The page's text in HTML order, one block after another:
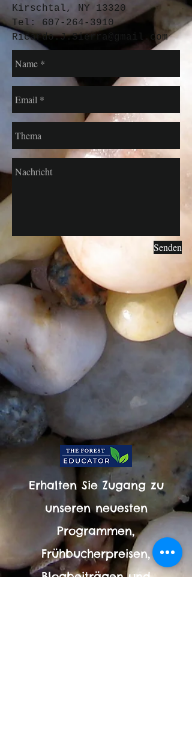
Kirschtal, NY 13320
Tel: 607-264-3910
Ricardo.J.Sierra@gmail.com
Senden
Erhalten Sie Zugang zu
unseren neuesten
Programmen,
Frühbucherpreisen,
Blogbeiträgen und